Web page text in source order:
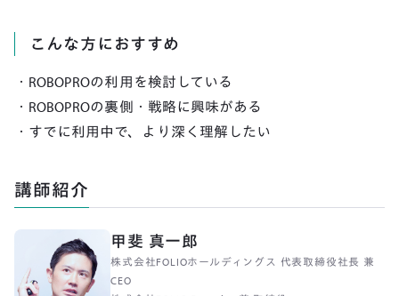
こんな方におすすめ
・ROBOPROの利用を検討している
・ROBOPROの裏側・戦略に興味がある
・すでに利用中で、より深く理解したい
講師紹介
甲斐 真一郎
株式会社FOLIOホールディングス 代表取締役社長 兼
CEO